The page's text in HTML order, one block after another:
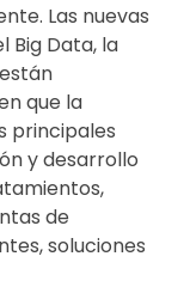
Las nuevas
Big Data, la
que la
principales
y desarrollo
de
soluciones